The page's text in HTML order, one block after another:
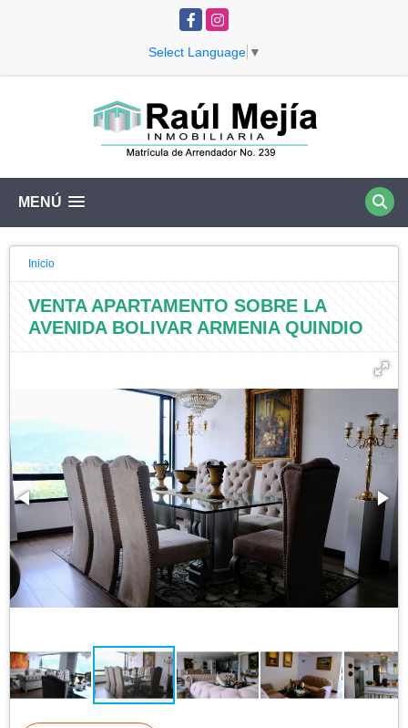
FacebookInstagram
Select Language ▼
MENÚ
Inicio
VENTA APARTAMENTO SOBRE LA
AVENIDA BOLIVAR ARMENIA QUINDIO